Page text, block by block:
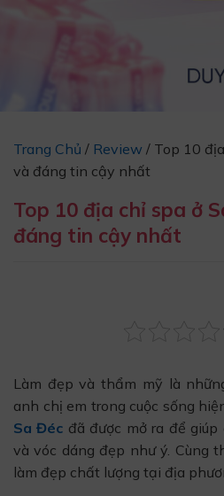
Trang Chủ / Review / Top 10
và đáng tin cậy nhất
Top 10 địa chỉ spa ở
đáng tin cậy nhất
Làm đẹp và thẩm mỹ là
anh chị em trong cuộc sống
Sa Đéc đã được mở ra để
và vóc dáng đẹp như ý. Cùng
làm đẹp chất lượng tại địa